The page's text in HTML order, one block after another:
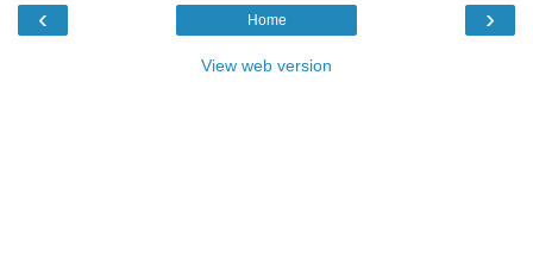
‹ ›
Home
View web version